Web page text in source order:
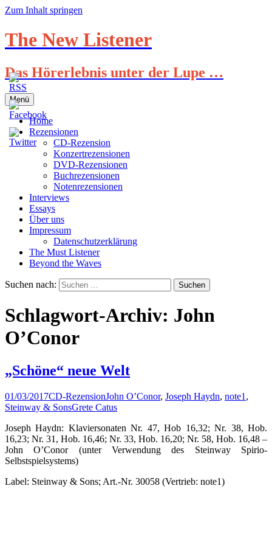
Zum Inhalt springen
The New Listener
Das Hörerlebnis unter der Lupe …
Menü
Home
Rezensionen
CD-Rezension
Konzertrezensionen
DVD-Rezensionen
Buchrezensionen
Notenrezensionen
Interviews
Essays
Über uns
Impressum
Datenschutzerklärung
The Must Listener
Beyond the Waves
Suchen nach:
Schlagwort-Archiv: John
O’Conor
„Schöne“ neue Welt
01/03/2017CD-RezensionJohn O’Conor, Joseph Haydn, note1 ,
Steinway & SonsGrete Catus
Joseph Haydn: Klaviersonaten Nr. 47, Hob 16,32; Nr. 38, Hob.
16,23; Nr. 31, Hob. 16,46; Nr. 33, Hob. 16,20; Nr. 58, Hob. 16,48 –
John O’Conor (unter Verwendung des Steinway Spirio-
Selbstspielsystems)
Label: Steinway & Sons; Art.-Nr. 30058 (Vertrieb: note1)